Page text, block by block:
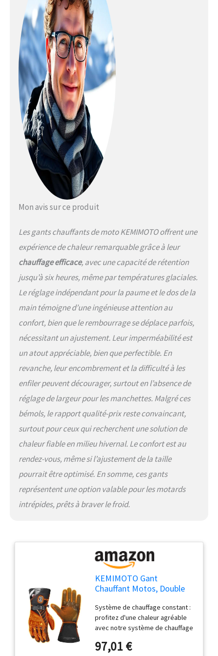
de la chaleur grâce aux surfaces
de chauffage complètes sur les
doigts et le dos de la main. La
doublure intérieure en velours
doux offre une double protection
thermique pour que vos mains
restent au chaud même dans des
conditions extrêmes Batterie
sûre : équipée de deux
pratique sans adaptateur
supplémentaire, de sorte que
vous êtes toujours prêt à l'emploi
Idéal pour les motards : ces gants
Fabriquées en PVC robuste et en
microfibre résistante à l'abrasion
protection et un confort
optimaux. Le design antidérapant
en polyuréthane assure
également une prise en main sûre
pendant la conduite Compatible
avec les écrans tactiles : restez
connecté sans retirer vos gants.
Deux doigts sont spécialement
conçus pour l'utilisation des
écrans tactiles, de sorte que
vous pouvez utiliser votre
smartphone sans effort
Mon avis sur ce produit
Les gants chauffants de moto KEMIMOTO offrent une
expérience de chaleur remarquable grâce à leur
chauffage efficace, avec une capacité de rétention
jusqu’à six heures, même par températures glaciales.
Le réglage indépendant pour la paume et le dos de la
main témoigne d’une ingénieuse attention au
confort, bien que le rembourrage se déplace parfois,
nécessitant un ajustement. Leur imperméabilité est
un atout appréciable, bien que perfectible. En
revanche, leur encombrement et la difficulté à les
enfiler peuvent décourager, surtout en l’absence de
réglage de largeur pour les manchettes. Malgré ces
bémols, le rapport qualité-prix reste convaincant,
surtout pour ceux qui recherchent une solution de
chaleur fiable en milieu hivernal. Le confort est au
rendez-vous, même si l’ajustement de la taille
pourrait être optimisé. En somme, ces gants
représentent une option valable pour les motards
intrépides, prêts à braver le froid.
KEMIMOTO Gant
Chauffant Motos, Double
Indépendantes, Rétention
de Chaleur de -20℃ à -5℃,
Imperméables et 3 Modes
de Chauffage, Batterie
3000 mAh, Résistants à
Système de chauffage constant :
profitez d'une chaleur agréable
avec notre système de chauffage
niveaux réglables (haut, moyen,
97,01 €